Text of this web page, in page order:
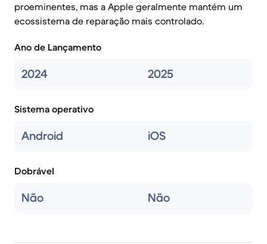
proeminentes, mas a Apple geralmente mantém um
ecossistema de reparação mais controlado.
Ano de Lançamento
2024 2025
Sistema operativo
Android iOS
Dobrável
Não Não